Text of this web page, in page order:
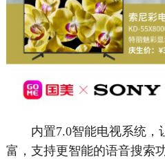
内置7.0智能电视系统，
富，支持更智能的语音搜索